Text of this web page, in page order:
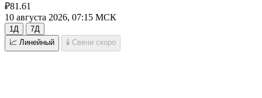
₽81.61
10 августа 2026, 07:15 МСК
1Д
7Д
📈 Линейный
🕯 Свечи скоро